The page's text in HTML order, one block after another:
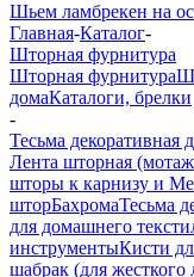
Шьем ламбрекен на
Главная-Каталог-
Шторная фурнитура
Шторная фурнитура
домаКаталоги, брелки
-
Тесьма декоративная
Лента шторная
шторы к карнизу и
шторБахромаТесьма
для домашнего
инструментыКисти
шабрак (для жесткого